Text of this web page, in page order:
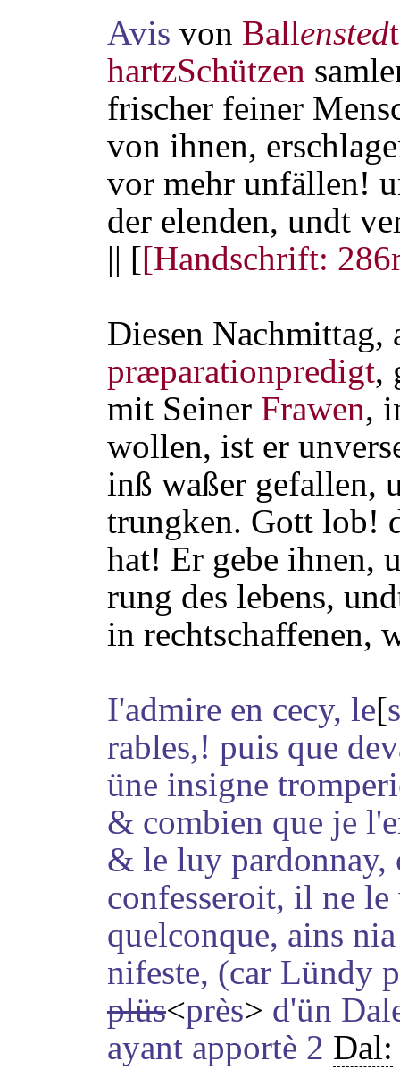
Avis von Ballenstedt
hartzSchützen
frischer feiner
von ihnen,
vor mehr unfällen!
der elenden, undt
|| [[Handschrift:
Diesen
præparationpredigt,
mit Seiner Frawen,
wollen, ist er
inß waßer gefallen,
trungken. Gott lob!
hat! Er gebe ihnen,
rung des lebens,
in rechtschaffenen,
I'admire en cecy, le[s
rables,! puis que
üne insigne
& combien que je
& le luy pardonnay,
confesseroit, il ne
quelconque, ains
nifeste, (car Lündy
plüs<près> d'ün
ayant apportè 2 Dal: